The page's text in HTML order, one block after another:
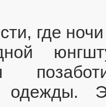
где
одежды.